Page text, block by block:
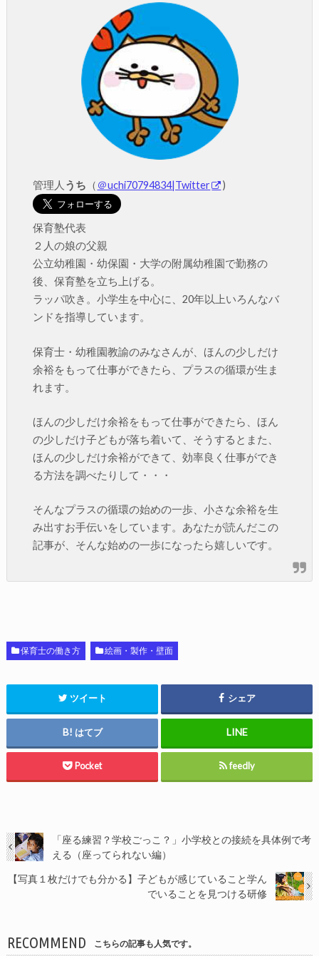
管理人 うち （ ＠uchi70794834|Twitter )
保育塾代表
２人の娘の父親
公立幼稚園・幼保園・大学の附属幼稚園で勤務の
後、保育塾を立ち上げる。
ラッパ吹き。小学生を中心に、20年以上いろんなバ
ンドを指導しています。
保育士・幼稚園教諭のみなさんが、ほんの少しだけ
余裕をもって仕事ができたら、プラスの循環が生ま
れます。
ほんの少しだけ余裕をもって仕事ができたら、ほん
の少しだけ子どもが落ち着いて、そうするとまた、
ほんの少しだけ余裕ができて、効率良く仕事ができ
る方法を調べたりして・・・
そんなプラスの循環の始めの一歩、小さな余裕を生
み出すお手伝いをしています。あなたが読んだこの
記事が、そんな始めの一歩になったら嬉しいです。
保育士の働き方 絵画・製作・壁面
ツイート シェア
はてブ
Pocket feedly
「座る練習？学校ごっこ？」小学校との接続を具体例で考
える（座ってられない編）
【写真１枚だけでも分かる】子どもが感じていること学ん
でいることを見つける研修
RECOMMEND こちらの記事も人気です。